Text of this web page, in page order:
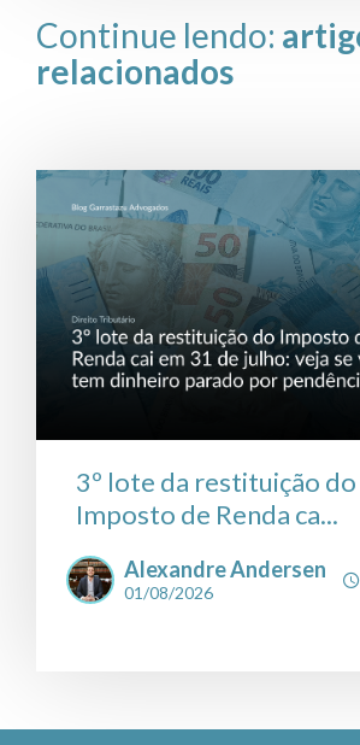
Continue lendo:
relacionados
3º lote da restituição do
Imposto de Renda ca...
Alexandre Andersen
01/08/2026